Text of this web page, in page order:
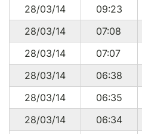
28/03/14
09:23
28/03/14
07:08
28/03/14
07:07
28/03/14
06:38
28/03/14
06:35
28/03/14
06:34